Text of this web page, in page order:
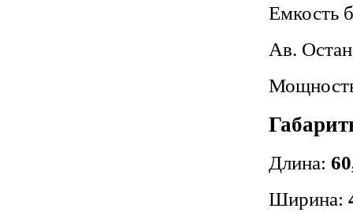
Емкость
Ав.
Длина:
Ширина: